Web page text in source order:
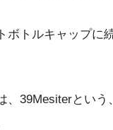
ボトルキャップに
、39Mesiterとい